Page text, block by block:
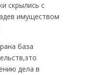
скрылись с
имуществом
база
дела в